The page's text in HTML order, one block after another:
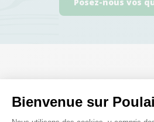
Bienvenue sur